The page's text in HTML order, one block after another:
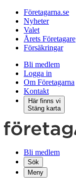
Företagarna.se
Nyheter
Valet
Årets Företagare
Försäkringar
Bli medlem
Logga in
Om Företagarna
Kontakt
Här finns vi
Stäng karta
Bli medlem
Sök
Meny